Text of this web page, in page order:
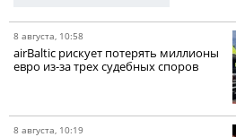
8 августа, 10:58
airBaltic рискует потерять миллионы
евро из-за трех судебных споров
8 августа, 10:19